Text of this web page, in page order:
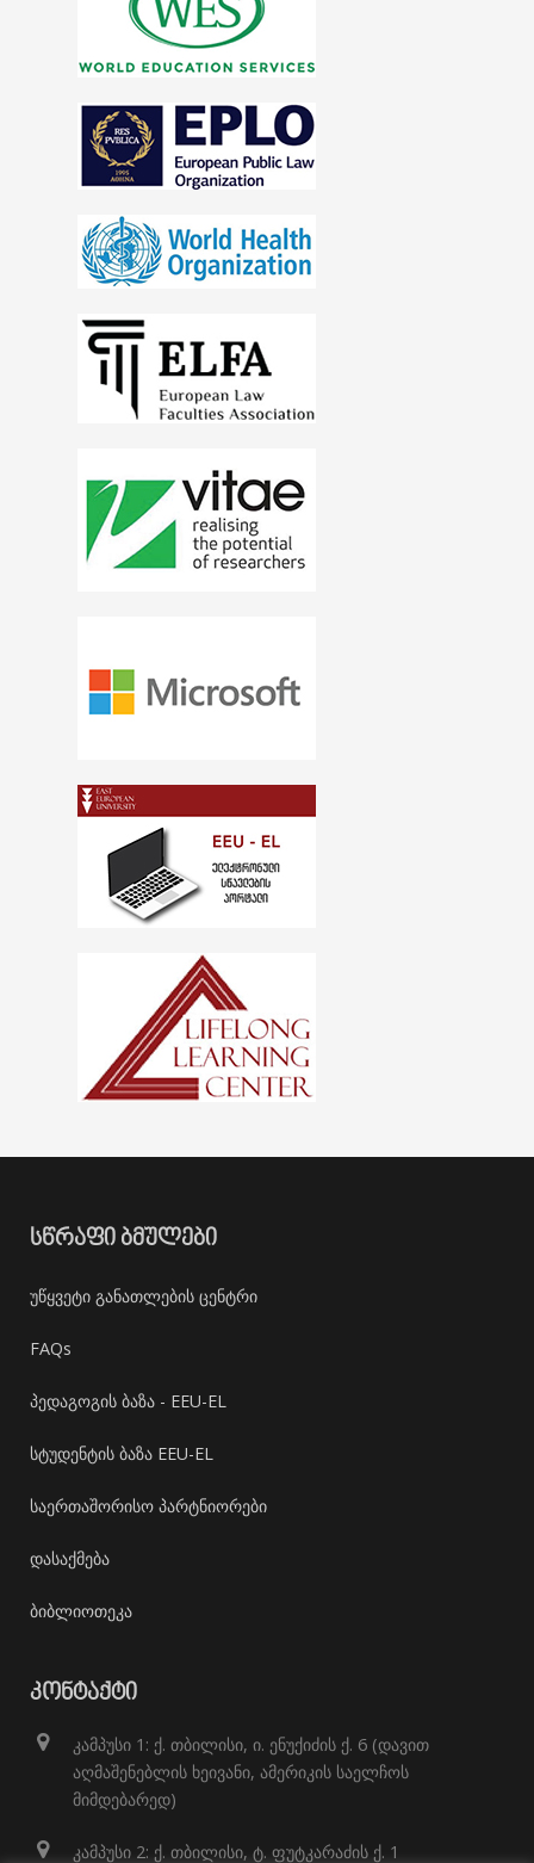
ᲡᲬᲠᲐᲤᲘ ᲑᲛᲣᲚᲔᲑᲘ
უწყვეტი განათლების ცენტრი
FAQs
პედაგოგის ბაზა - EEU-EL
სტუდენტის ბაზა EEU-EL
საერთაშორისო პარტნიორები
დასაქმება
ბიბლიოთეკა
ᲙᲝᲜᲢᲐᲥᲢᲘ
კამპუსი 1: ქ. თბილისი, ი. ენუქიძის ქ. 6 (დავით
აღმაშენებლის ხეივანი, ამერიკის საელჩოს
მიმდებარედ)
კამპუსი 2: ქ. თბილისი, ტ. ფუტკარაძის ქ. 1